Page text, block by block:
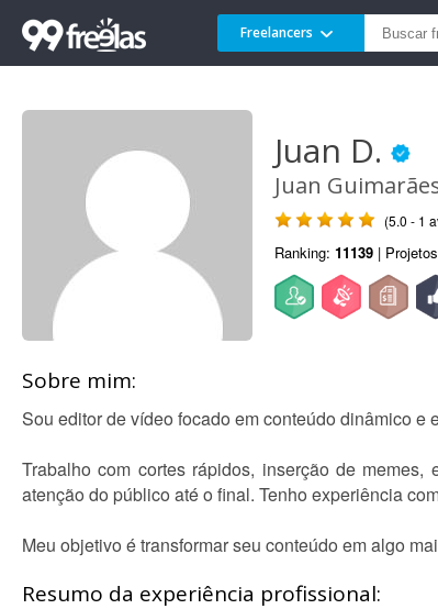
Freelancers
Juan D.
Juan
(5.0 - 1
Ranking: 11139 |
Sobre mim:
Sou editor de vídeo focado em conteúdo dinâmico e
Trabalho com cortes rápidos, inserção de
atenção do público até o final. Tenho experiência
Meu objetivo é transformar seu conteúdo em algo
Resumo da experiência profissional: